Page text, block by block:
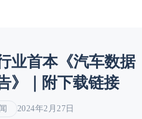
业首本《汽车数据
》｜附下载链接
2024年2月27日